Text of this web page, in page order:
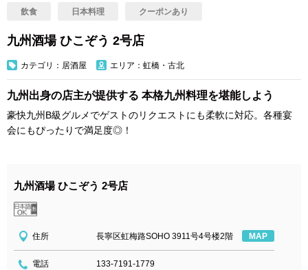
飲食 日本料理 クーポンあり
九州酒場 ひこぞう 2号店
カテゴリ：居酒屋 エリア：虹橋・古北
九州出身の店主が提供する 本格九州料理を堪能しよう
豪快九州B級グルメでゲストのリクエストにも柔軟に対応。各種宴
会にもぴったりで満足度◎！
九州酒場 ひこぞう 2号店
住所 長寧区虹梅路SOHO 3911号4号楼2階 MAP
電話 133-7191-1779